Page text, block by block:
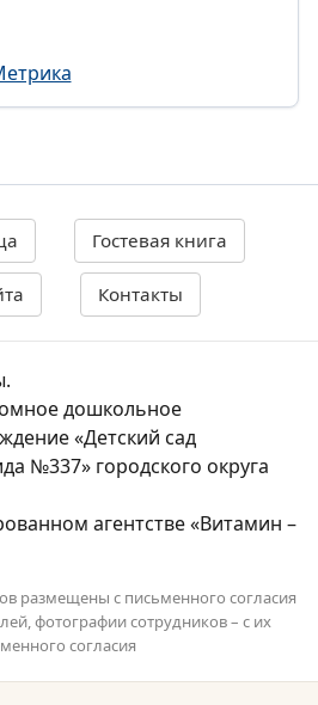
Гостевая книга
Контакты
дошкольное
«Детский сад
№337» городского округа
агентстве «Витамин –
размещены с письменного согласия
фотографии сотрудников – с их
согласия